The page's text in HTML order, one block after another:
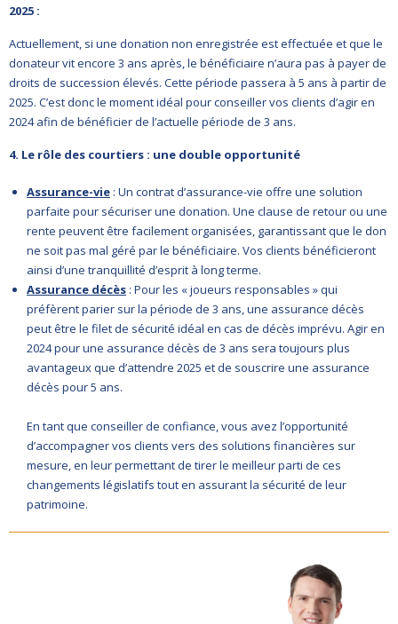
2025 :
Actuellement, si une donation non enregistrée est effectuée et que le
donateur vit encore 3 ans après, le bénéficiaire n’aura pas à payer de
droits de succession élevés. Cette période passera à 5 ans à partir de
2025. C’est donc le moment idéal pour conseiller vos clients d’agir en
2024 afin de bénéficier de l’actuelle période de 3 ans.
4. Le rôle des courtiers : une double opportunité
Assurance-vie : Un contrat d’assurance-vie offre une solution
parfaite pour sécuriser une donation. Une clause de retour ou une
rente peuvent être facilement organisées, garantissant que le don
ne soit pas mal géré par le bénéficiaire. Vos clients bénéficieront
ainsi d’une tranquillité d’esprit à long terme.
Assurance décès : Pour les « joueurs responsables » qui
préfèrent parier sur la période de 3 ans, une assurance décès
peut être le filet de sécurité idéal en cas de décès imprévu. Agir en
2024 pour une assurance décès de 3 ans sera toujours plus
avantageux que d’attendre 2025 et de souscrire une assurance
décès pour 5 ans.
En tant que conseiller de confiance, vous avez l’opportunité
d’accompagner vos clients vers des solutions financières sur
mesure, en leur permettant de tirer le meilleur parti de ces
changements législatifs tout en assurant la sécurité de leur
patrimoine.